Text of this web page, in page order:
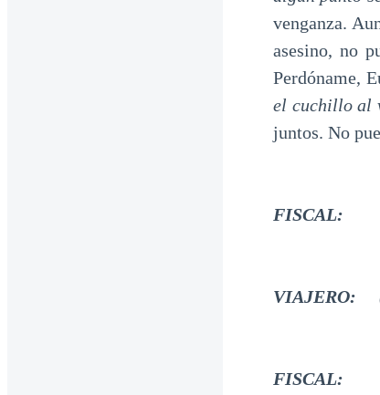
venganza.
asesino, no
Perdóname,
el cuchillo al
juntos. No
FISCAL:
VIAJERO:
FISCAL: